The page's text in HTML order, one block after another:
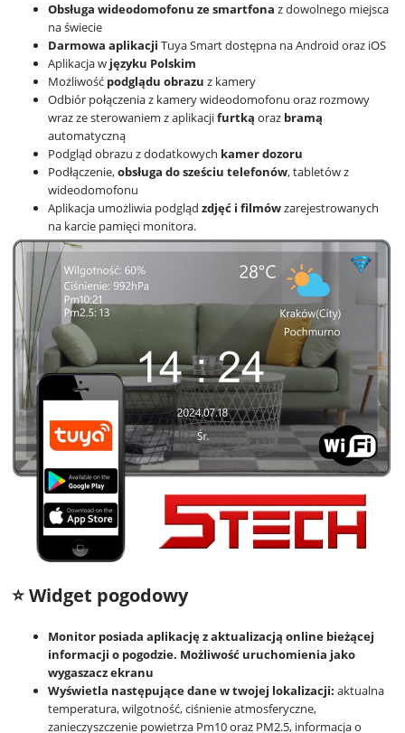
Obsługa wideodomofonu ze smartfona z dowolnego miejsca
na świecie
Darmowa aplikacji Tuya Smart dostępna na Android oraz iOS
Aplikacja w języku Polskim
Możliwość podglądu obrazu z kamery
Odbiór połączenia z kamery wideodomofonu oraz rozmowy
wraz ze sterowaniem z aplikacjifurtką oraz bramą
automatyczną
Podgląd obrazu z dodatkowych kamer dozoru
Podłączenie,obsługa do sześciu telefonów, tabletów z
wideodomofonu
Aplikacja umożliwia podgląd zdjęć i filmówzarejestrowanych
na karcie pamięci monitora.
⭐ Widget pogodowy
Monitor posiada aplikację z aktualizacją online bieżącej
informacji o pogodzie. Możliwość uruchomienia jako
wygaszacz ekranu
Wyświetla następujące dane w twojej lokalizacji: aktualna
temperatura, wilgotność, ciśnienie atmosferyczne,
zanieczyszczenie powietrza Pm10 oraz PM2.5, informacja o